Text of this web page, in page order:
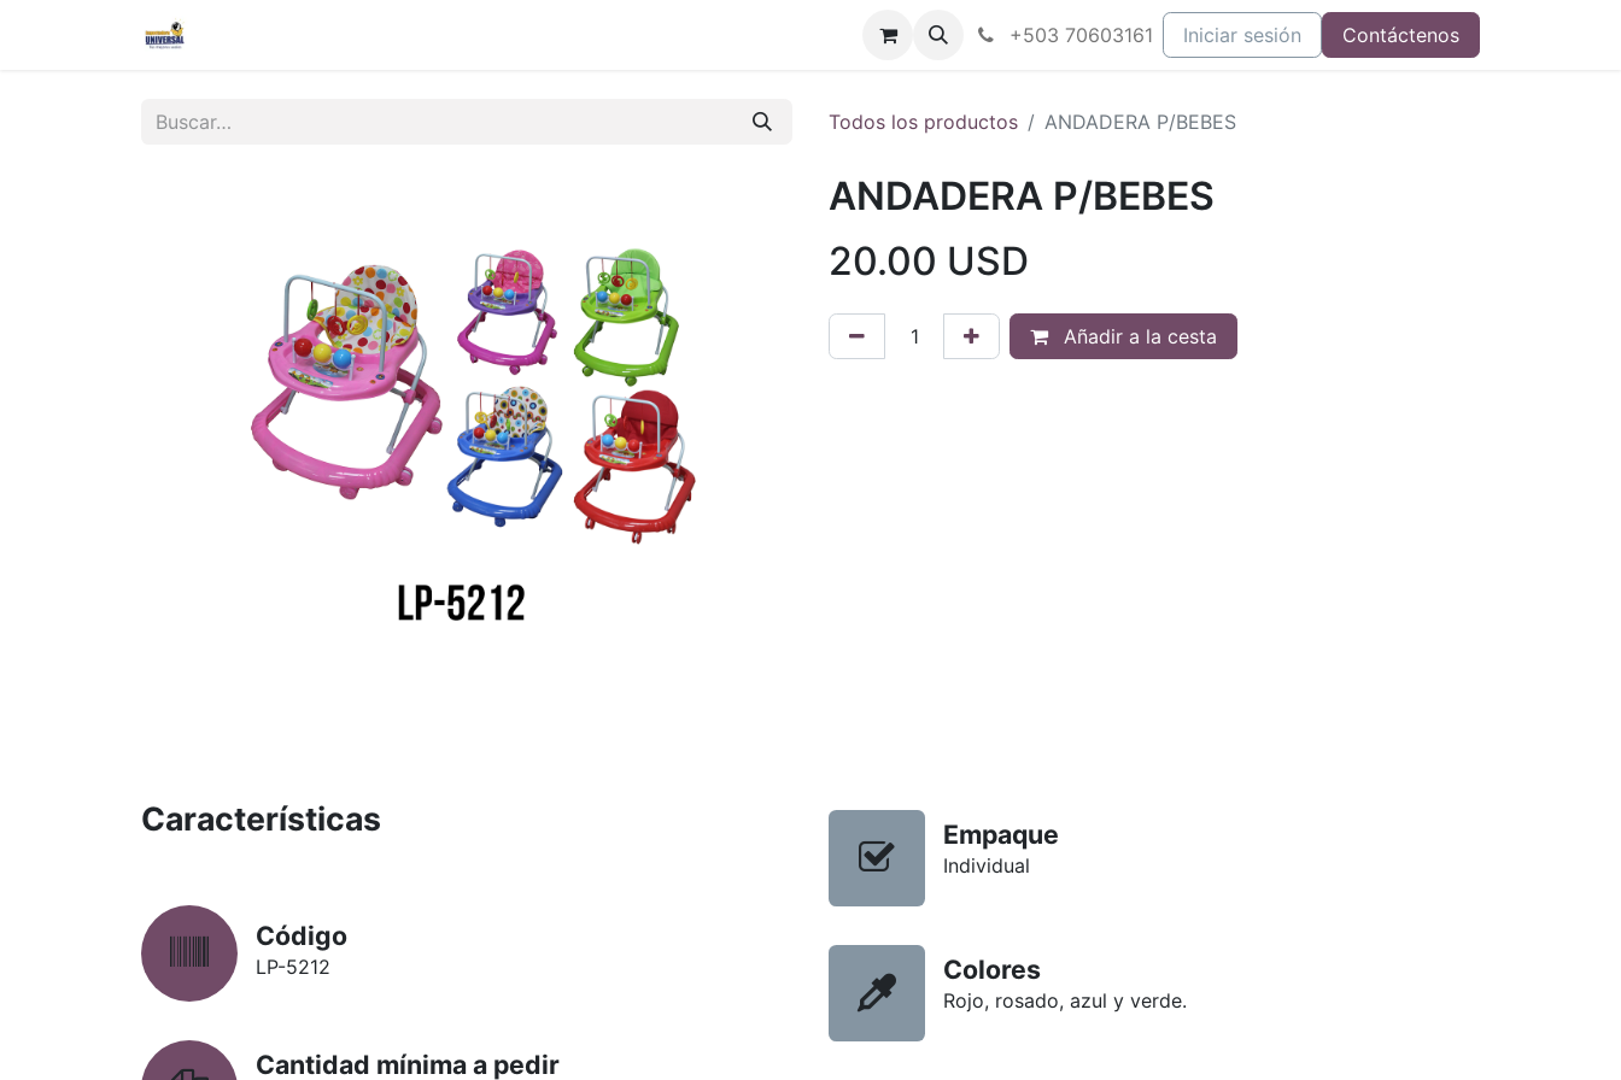
+503 70603161 Iniciar sesión Contáctenos
Todos los productos ANDADERA P/BEBES
ANDADERA P/BEBES
20.00 USD
Añadir a la cesta
Características
Código
LP-5212
Cantidad mínima a pedir
Empaque
Individual
Colores
Rojo, rosado, azul y verde.